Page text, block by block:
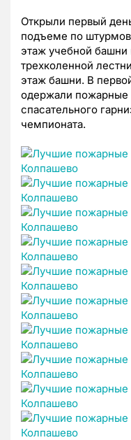
Открыли первый
подъеме по
этаж учебной башни
трехколенной
этаж башни. В
одержали пожарные
спасательного
чемпионата.